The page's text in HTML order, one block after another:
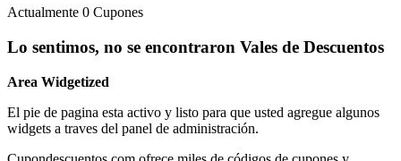
Actualmente 0 Cupones
Lo sentimos, no se encontraron Vales de Descuentos
Area Widgetized
El pie de pagina esta activo y listo para que usted agregue algunos
widgets a traves del panel de administración.